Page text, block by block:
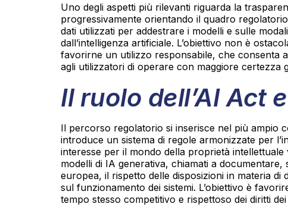
Uno degli aspetti più rilevanti riguarda la
progressivamente orientando il quadro
dati utilizzati per addestrare i modelli e sulle
dall’intelligenza artificiale. L’obiettivo non è
favorirne un utilizzo responsabile, che consenta
agli utilizzatori di operare con maggiore certezza
Il ruolo dell’AI Act
Il percorso regolatorio si inserisce nel più ampio
introduce un sistema di regole armonizzate per
interesse per il mondo della proprietà
modelli di IA generativa, chiamati a
europea, il rispetto delle disposizioni in materia
sul funzionamento dei sistemi. L’obiettivo è
tempo stesso competitivo e rispettoso dei diritti